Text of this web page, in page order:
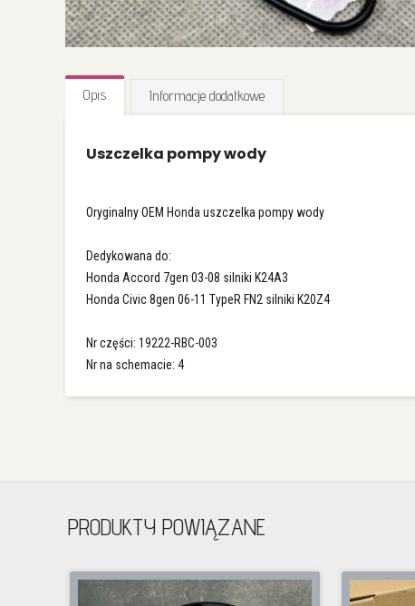
na
początek
Opis
Uszczelka pompy wody
Oryginalny OEM Honda uszczelka pompy wody
Dedykowana do:
Honda Accord 7gen 03-08 silniki K24A3
Honda Civic 8gen 06-11 TypeR FN2 silniki K20Z4
Nr części: 19222-RBC-003
Nr na schemacie: 4
Informacje dodatkowe
PRODUKTY POWIĄZANE